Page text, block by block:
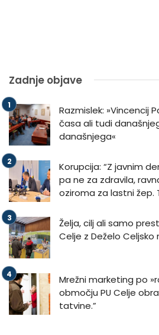
Zadnje objave
Razmislek: »Vincencij
časa ali tudi
današnjega«
Korupcija: “Z javnim
pa ne za zdravila,
oziroma za lastni žep.
Želja, cilj ali samo
Celje z Deželo
Mrežni marketing po
območju PU Celje
tatvine.”